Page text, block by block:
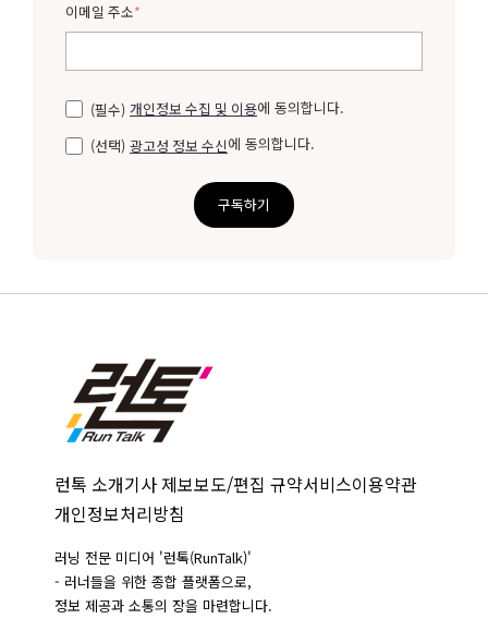
이메일 주소*
(필수) 개인정보 수집 및 이용에 동의합니다.
(선택) 광고성 정보 수신에 동의합니다.
구독하기
런톡 소개기사 제보보도/편집 규약서비스이용약관
개인정보처리방침
러닝 전문 미디어 '런톡(RunTalk)'
- 러너들을 위한 종합 플랫폼으로,
정보 제공과 소통의 장을 마련합니다.